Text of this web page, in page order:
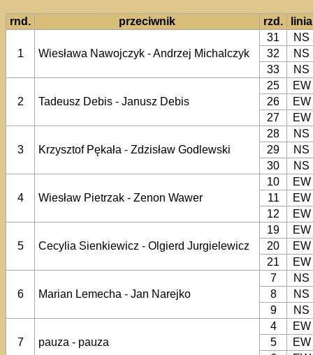
rnd. przeciwnik rzd. linia
1 Wiesława Nawojczyk - Andrzej Michalczyk
31
NS
32
NS
33
NS
2 Tadeusz Debis - Janusz Debis
25
EW
26
EW
27
EW
3 Krzysztof Pękała - Zdzisław Godlewski
28
NS
29
NS
30
NS
4 Wiesław Pietrzak - Zenon Wawer
10
EW
11
EW
12
EW
5 Cecylia Sienkiewicz - Olgierd Jurgielewicz
19
EW
20
EW
21
EW
6 Marian Lemecha - Jan Narejko
7
NS
8
NS
9
NS
7 pauza - pauza
4
EW
5
EW